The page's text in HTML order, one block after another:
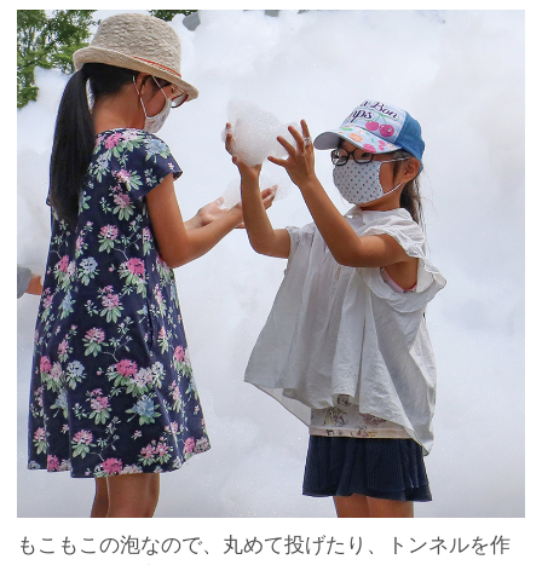
もこもこの泡なので、丸めて投げたり、トンネルを作